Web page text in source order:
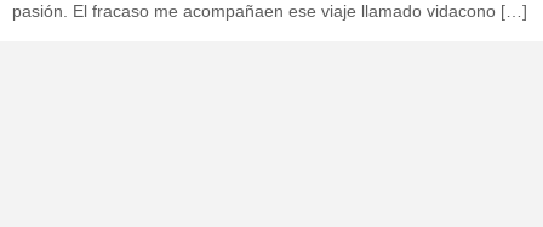
pasión. El fracaso me acompañaen ese viaje llamado vidacono […]